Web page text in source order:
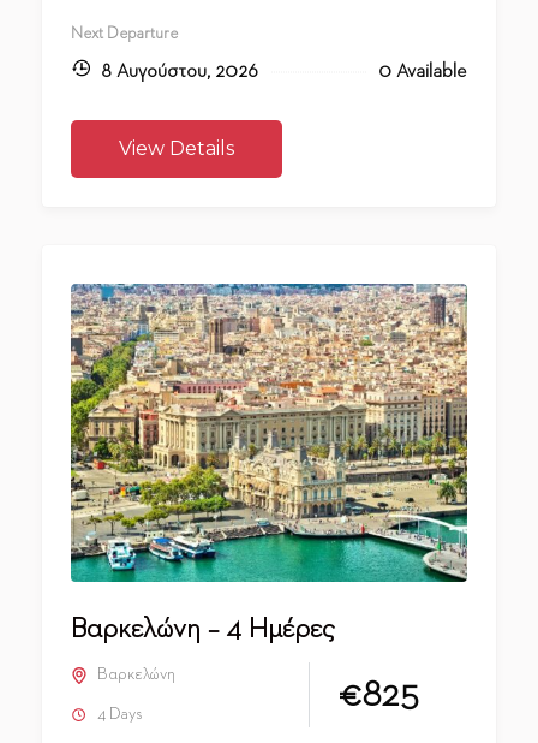
Next Departure
8 Αυγούστου, 2026 0 Available
View Details
Βαρκελώνη – 4 Ημέρες
Βαρκελώνη
4 Days €825